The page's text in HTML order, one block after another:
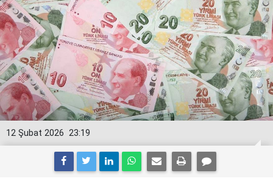
23:19
12 Şubat 2026